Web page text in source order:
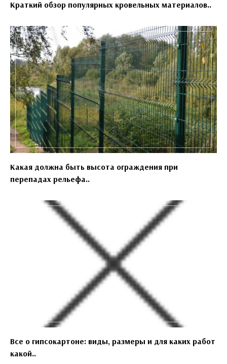
Краткий обзор популярных кровельных материалов..
Какая должна быть высота ограждения при
перепадах рельефа..
Все о гипсокартоне: виды, размеры и для каких работ
какой..